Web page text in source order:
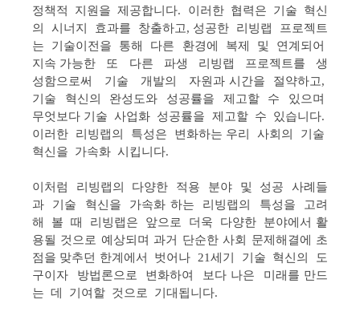
정책적 지원을 제공합니다. 이러한 협력은 기술 혁신
의 시너지 효과를 창출하고, 성공한 리빙랩 프로젝트
는 기술이전을 통해 다른 환경에 복제 및 연계되어
지속 가능한 또 다른 파생 리빙랩 프로젝트를 생
성함으로써 기술 개발의 자원과 시간을 절약하고,
기술 혁신의 완성도와 성공률을 제고할 수 있으며
무엇보다 기술 사업화 성공률을 제고할 수 있습니다.
이러한 리빙랩의 특성은 변화하는 우리 사회의 기술
혁신을 가속화 시킵니다.
이처럼 리빙랩의 다양한 적용 분야 및 성공 사례들
과 기술 혁신을 가속화 하는 리빙랩의 특성을 고려
해 볼 때 리빙랩은 앞으로 더욱 다양한 분야에서 활
용될 것으로 예상되며 과거 단순한 사회 문제해결에 초
점을 맞추던 한계에서 벗어나 21세기 기술 혁신의 도
구이자 방법론으로 변화하여 보다 나은 미래를 만드
는 데 기여할 것으로 기대됩니다.